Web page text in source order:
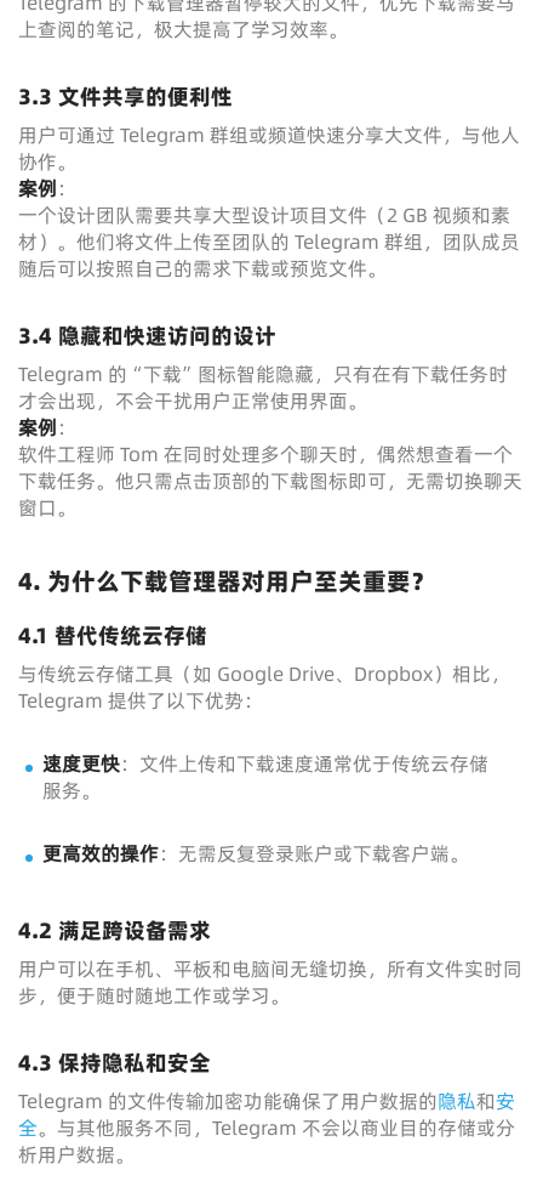
上查阅的笔记，极大提高了学习效率。
3.3 文件共享的便利性
用户可通过 Telegram 群组或频道快速分享大文件，与他人
协作。
案例：
一个设计团队需要共享大型设计项目文件（2 GB 视频和素
材）。他们将文件上传至团队的 Telegram 群组，团队成员
随后可以按照自己的需求下载或预览文件。
3.4 隐藏和快速访问的设计
Telegram 的“下载”图标智能隐藏，只有在有下载任务时
才会出现，不会干扰用户正常使用界面。
案例：
软件工程师 Tom 在同时处理多个聊天时，偶然想查看一个
下载任务。他只需点击顶部的下载图标即可，无需切换聊天
窗口。
4. 为什么下载管理器对用户至关重要？
4.1 替代传统云存储
与传统云存储工具（如 Google Drive、Dropbox）相比，
Telegram 提供了以下优势：
速度更快：文件上传和下载速度通常优于传统云存储
服务。
更高效的操作：无需反复登录账户或下载客户端。
4.2 满足跨设备需求
用户可以在手机、平板和电脑间无缝切换，所有文件实时同
步，便于随时随地工作或学习。
4.3 保持隐私和安全
Telegram 的文件传输加密功能确保了用户数据的隐私和安
全。与其他服务不同，Telegram 不会以商业目的存储或分
析用户数据。